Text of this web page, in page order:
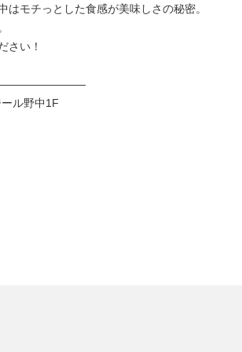
モチっとした食感が美味しさの秘密。
さい！
ル野中1F